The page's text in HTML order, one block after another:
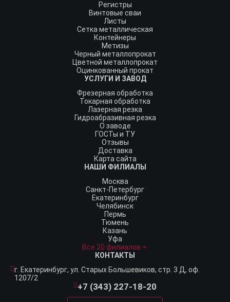
Регистры
Винтовые сваи
Листы
Сетка металлическая
Контейнеры
Метизы
Черный металлопрокат
Цветной металлопрокат
Оцинкованный прокат
УСЛУГИ И ЗАВОД
Фрезерная обработка
Токарная обработка
Лазерная резка
Гидроабразивная резка
О заводе
ГОСТы и ТУ
Отзывы
Доставка
Карта сайта
НАШИ ФИЛИАЛЫ
Москва
Санкт-Петербург
Екатеринбург
Челябинск
Пермь
Тюмень
Казань
Уфа
Все 20 филиалов
КОНТАКТЫ
г. Екатеринбург, ул. Старых Большевиков, стр. 3 Д, оф.
1207/2
+7 (343) 227-18-20